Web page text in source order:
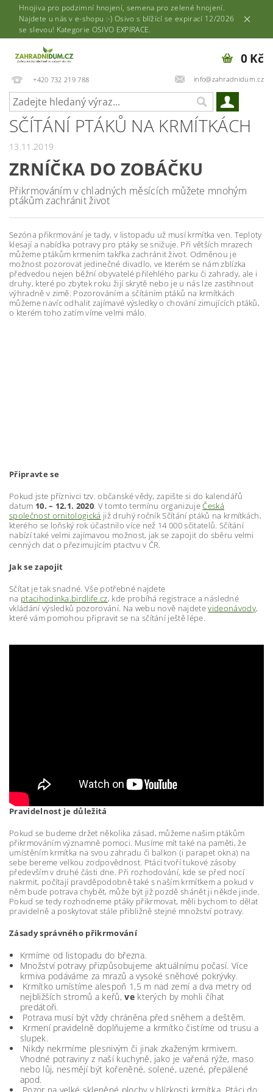
Hnojiva pro podzimní hnojení, semena pro zelené hnojení.
Najdete u nás v e-shopu :-) Osivo s blížící se expirací 12/2026
se slevou! Kategorie OSIVO EXPIRACE.
+420 732 219 788 info@zahradnidum.cz
0 Kč
SČÍTÁNÍ PTÁKŮ NA KRMÍTKÁCH
13.11.2019
ZRNÍČKA DO ZOBÁČKU
Přikrmováním v chladných měsících můžete mnohým
ptákům zachránit život
Sezóna přikrmování je tady, v listopadu už musí krmítka ven. Teploty
klesají a nabídka potravy pro ptáky se snižuje. Při větších mrazech
můžeme ptákům krmením takřka zachránit život. Odměnou je
možnost pozorovat jedinečné divadlo, ve kterém se nám zblízka
předvedou nejen běžní obyvatelé přilehlého parku či zahrady, ale i
druhy, které po zbytek roku žijí skrytě nebo je u nás lze zastihnout
výhradně v zimě. Pozorováním a sčítáním ptáků na krmítkách
můžeme navíc odhalit zajímavé výsledky o chování zimujících ptáků,
o kterém toho zatím víme velmi málo.
Připravte se
Pokud jste příznivci tzv. občanské vědy, zapište si do kalendářů
datum 10. – 12.1. 2020 . V tomto termínu organizujeČeská
společnost ornitologická již druhý ročník Sčítání ptáků na krmítkách,
kterého se loňský rok účastnilo více než 14 000 sčitatelů. Sčítání
nabízí také velmi zajímavou možnost, jak se zapojit do sběru velmi
cenných dat o přezimujícím ptactvu v ČR.
Jak se zapojit
Sčítat je tak snadné. Vše potřebné najdete
na ptacihodinka.birdlife.cz, kde probíhá registrace a následné
vkládání výsledků pozorování. Na webu nově najdetevideonávody,
které vám pomohou připravit se na sčítání ještě lépe.
Pravidelnost je důležitá
Pokud se budeme držet několika zásad, můžeme našim ptákům
přikrmováním významně pomoci. Musíme mít také na paměti, že
umístěním krmítka na svou zahradu či balkon (i parapet okna) na
sebe bereme velkou zodpovědnost. Ptáci tvoří tukové zásoby
především v druhé části dne. Při rozhodování, kde se před nocí
nakrmit, počítají pravděpodobně také s naším krmítkem a pokud v
něm bude potrava chybět, může být již pozdě shánět ji někde jinde.
Pokud se tedy rozhodneme ptáky přikrmovat, měli bychom to dělat
pravidelně a poskytovat stále přibližně stejné množství potravy.
Zásady správného přikrmování
Krmíme od listopadu do března.
Množství potravy přizpůsobujeme aktuálnímu počasí. Více
krmiva podáváme za mrazů a vysoké sněhové pokrývky.
Krmítko umístíme alespoň 1,5 m nad zemí a dva metry od
nejbližších stromů a keřů,vekterých by mohli číhat
predátoři.
Potrava musí být vždy chráněna před sněhem a deštěm.
Krmení pravidelně doplňujeme a krmítko čistíme od trusu a
slupek.
Nikdy nekrmíme plesnivým či jinak zkaženým krmivem.
Vhodné potraviny z naší kuchyně, jako je vařená rýže, maso
nebo lůj, nesmějí být kořeněné, solené, uzené, přepálené
apod.
Pozor na velké skleněné plochy v blízkosti krmítka. Ptáci do